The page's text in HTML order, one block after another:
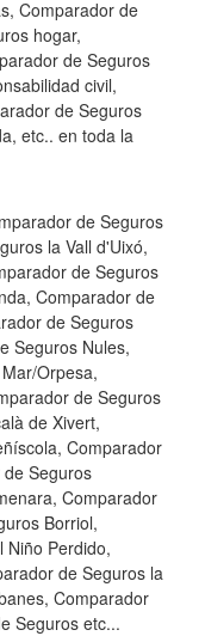
Comparador de
hogar,
de Seguros
civil,
de Seguros
etc.. en toda la
de Seguros
la Vall d'Uixó,
de Seguros
Comparador de
de Seguros
Seguros Nules,
Orpesa,
de Seguros
de Xivert,
Comparador
Seguros
Comparador
Borriol,
Niño Perdido,
de Seguros la
Comparador
Seguros etc...